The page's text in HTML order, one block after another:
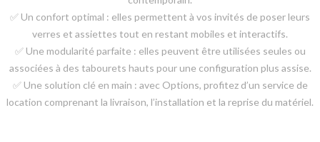
✅ Un confort optimal : elles permettent à vos invités de poser leurs
verres et assiettes tout en restant mobiles et interactifs.
✅ Une modularité parfaite : elles peuvent être utilisées seules ou
associées à des tabourets hauts pour une configuration plus assise.
✅ Une solution clé en main : avec Options, profitez d’un service de
location comprenant la livraison, l’installation et la reprise du matériel.